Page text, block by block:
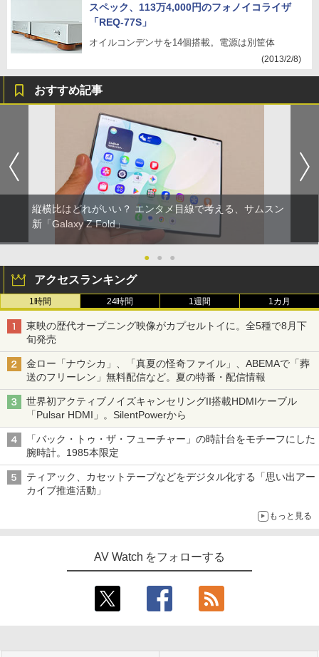
スペック、113万4,000円のフォノイコライザ
「REQ-77S」
オイルコンデンサを14個搭載。電源は別筐体
(2013/2/8)
おすすめ記事
縦横比はどれがいい？ エンタメ目線で考える、サムスン
新「Galaxy Z Fold」
● ● ●
アクセスランキング
1時間 24時間 1週間 1カ月
東映の歴代オープニング映像がカプセルトイに。全5種で8月下
旬発売
金ロー「ナウシカ」、「真夏の怪奇ファイル」、ABEMAで「葬
送のフリーレン」無料配信など。夏の特番・配信情報
世界初アクティブノイズキャンセリングII搭載HDMIケーブル
「Pulsar HDMI」。SilentPowerから
「バック・トゥ・ザ・フューチャー」の時計台をモチーフにした
腕時計。1985本限定
ティアック、カセットテープなどをデジタル化する「思い出アー
カイブ推進活動」
もっと見る
AV Watch をフォローする